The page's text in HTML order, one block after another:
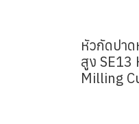
หัวกัดปาด
สูง SE13
Milling